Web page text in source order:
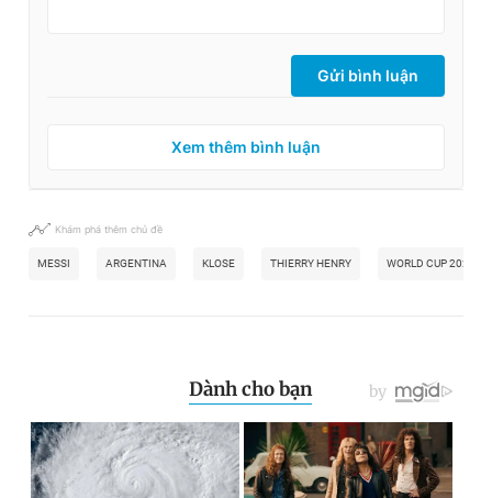
Gửi bình luận
Xem thêm bình luận
Khám phá thêm chủ đề
MESSI ARGENTINA KLOSE THIERRY HENRY WORLD CUP 2026